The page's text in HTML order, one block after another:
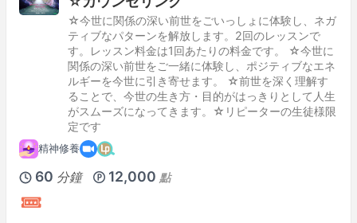
☆今世に関係の深い前世をごいっしょに体験し、ネガ
ティブなパターンを解放します。2回のレッスンで
す。レッスン料金は1回あたりの料金です。 ☆今世に
関係の深い前世をご一緒に体験し、ポジティブなエネ
ルギーを今世に引き寄せます。 ☆前世を深く理解す
ることで、今世の生き方・目的がはっきりとして人生
がスムーズになってきます。☆リピーターの生徒様限
定です
精神修養
60 分鐘 12,000 點